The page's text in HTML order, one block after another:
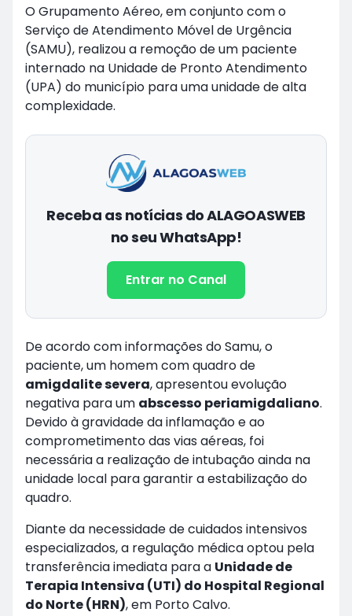
O Grupamento Aéreo, em conjunto com o
Serviço de Atendimento Móvel de Urgência
(SAMU), realizou a remoção de um paciente
internado na Unidade de Pronto Atendimento
(UPA) do município para uma unidade de alta
complexidade.
Receba as notícias do ALAGOASWEB
no seu WhatsApp!
Entrar no Canal
De acordo com informações do Samu, o
paciente, um homem com quadro de
amigdalite severa, apresentou evolução
negativa para um abscesso periamigdaliano.
Devido à gravidade da inflamação e ao
comprometimento das vias aéreas, foi
necessária a realização de intubação ainda na
unidade local para garantir a estabilização do
quadro.
Diante da necessidade de cuidados intensivos
especializados, a regulação médica optou pela
transferência imediata para a Unidade de
Terapia Intensiva (UTI) do Hospital Regional
do Norte (HRN), em Porto Calvo.